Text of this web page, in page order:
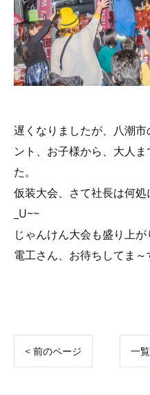
遅くなりましたが、八潮
ント、お子様から、大人
た。
仮装大会、さて社長は何
_U~~
じゃんけん大会も盛り上が
電工さん、お待ちしてま～
< 前のページ 一